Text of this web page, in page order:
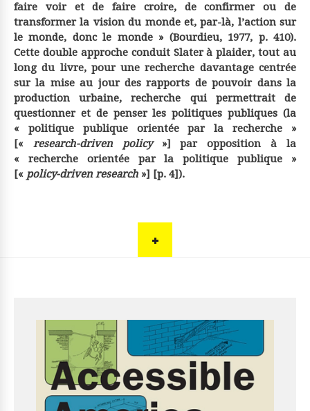
faire voir et de faire croire, de confirmer ou de
transformer la vision du monde et, par-là, l’action sur
le monde, donc le monde » (Bourdieu, 1977, p. 410).
Cette double approche conduit Slater à plaider, tout au
long du livre, pour une recherche davantage centrée
sur la mise au jour des rapports de pouvoir dans la
production urbaine, recherche qui permettrait de
questionner et de penser les politiques publiques (la
« politique publique orientée par la recherche »
[« research-driven policy»] par opposition à la
« recherche orientée par la politique publique »
[« policy-driven research »] [p. 4]).